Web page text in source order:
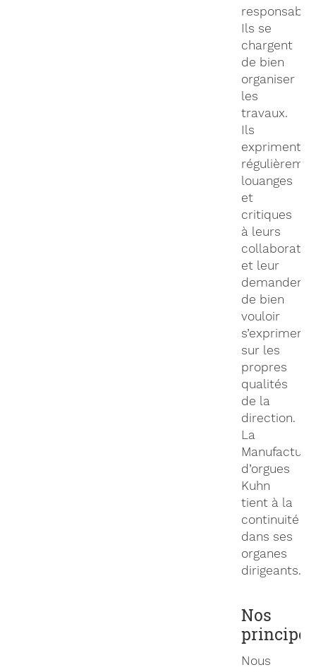
Ils se
chargent
de bien
organiser
les
travaux.
Ils
expriment
louanges
et
critiques
à leurs
et leur
demandent
de bien
vouloir
s’exprimer
sur les
propres
qualités
de la
direction.
La
Manufacture
d’orgues
Kuhn
tient à la
continuité
dans ses
organes
dirigeants.
Nos
principes
Nous